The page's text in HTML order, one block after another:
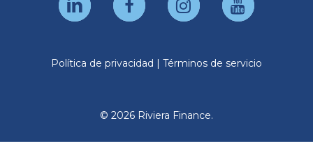
Política de privacidad | Términos de servicio
© 2026 Riviera Finance.